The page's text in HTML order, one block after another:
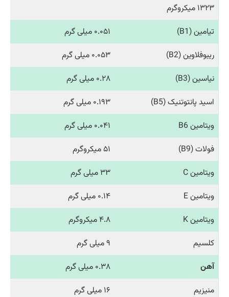
۱۳۲۳ میکروگرم
تیامین (B1)
۰.۰۵۱ میلی گرم
ریبوفلاوین (B2)
۰.۰۵۳ میلی گرم
نیاسین (B3)
۰.۲۸ میلی گرم
اسید پانتوتنیک (B5)
۰.۱۹۳ میلی گرم
ویتامین B6
۰.۰۴۱ میلی گرم
فولات (B9)
۵۱ میکروگرم
ویتامین C
۳۳ میلی گرم
ویتامین E
۰.۱۴ میلی گرم
ویتامین K
۴.۸ میکروگرم
کلسیم
۹ میلی گرم
آهن
۰.۳۸ میلی گرم
منیزیم
۱۶ میلی گرم